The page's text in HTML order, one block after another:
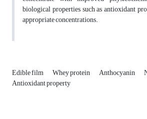
biological properties such as antioxidant
appropriate concentrations.
Edible film Whey protein Anthocyanin
Antioxidant property